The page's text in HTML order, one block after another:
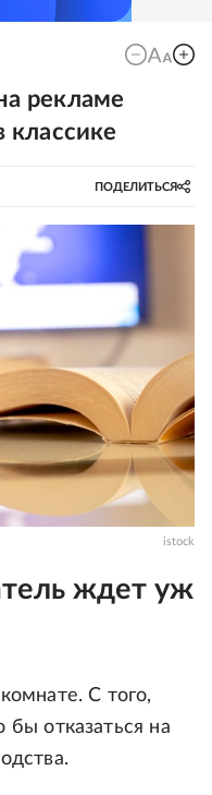
рекламе
классике
ПОДЕЛИТЬСЯ
istock
ждет уж
С того,
бы отказаться на